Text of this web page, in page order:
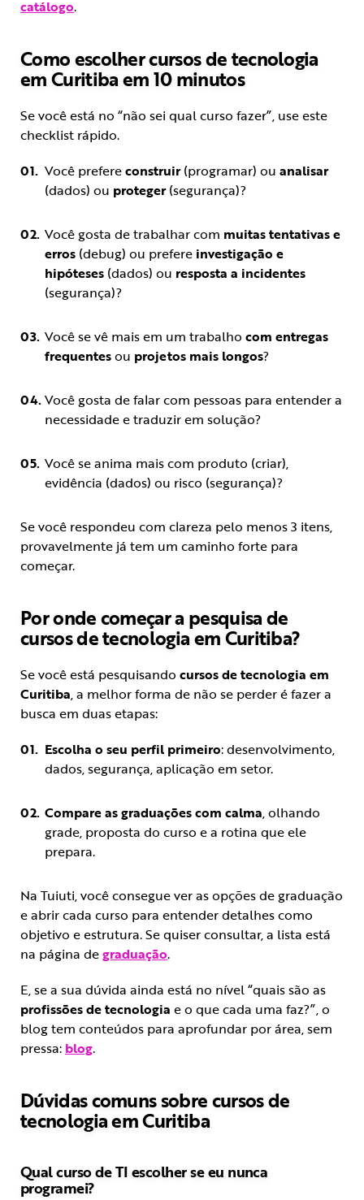
catálogo.
Como escolher cursos de tecnologia
em Curitiba em 10 minutos
Se você está no “não sei qual curso fazer”, use este
checklist rápido.
Você prefereconstruir(programar) ou analisar
(dados) ou proteger(segurança)?
Você gosta de trabalhar com muitas tentativas e
erros (debug) ou prefere investigação e
hipóteses (dados) ou resposta a incidentes
(segurança)?
Você se vê mais em um trabalho com entregas
frequentesou projetos mais longos?
Você gosta de falar com pessoas para entender a
necessidade e traduzir em solução?
Você se anima mais com produto (criar),
evidência (dados) ou risco (segurança)?
Se você respondeu com clareza pelo menos 3 itens,
provavelmente já tem um caminho forte para
começar.
Por onde começar a pesquisa de
cursos de tecnologia em Curitiba?
Se você está pesquisando cursos de tecnologia em
Curitiba, a melhor forma de não se perder é fazer a
busca em duas etapas:
Escolha o seu perfil primeiro: desenvolvimento,
dados, segurança, aplicação em setor.
Compare as graduações com calma, olhando
grade, proposta do curso e a rotina que ele
prepara.
Na Tuiuti, você consegue ver as opções de graduação
e abrir cada curso para entender detalhes como
objetivo e estrutura. Se quiser consultar, a lista está
na página degraduação.
E, se a sua dúvida ainda está no nível “quais são as
profissões de tecnologia e o que cada uma faz?”, o
blog tem conteúdos para aprofundar por área, sem
pressa: blog.
Dúvidas comuns sobre cursos de
tecnologia em Curitiba
Qual curso de TI escolher se eu nunca
programei?